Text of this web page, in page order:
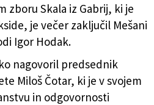
zboru Skala iz Gabrij, ki je
je večer zaključil Mešani
Igor Hodak.
nagovoril predsednik
Miloš Čotar, ki je v svojem
in odgovornosti